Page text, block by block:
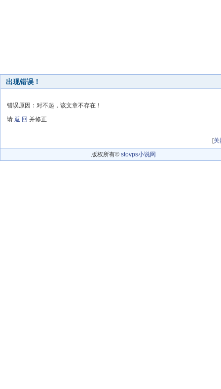
出现错误！
错误原因：对不起，该文章不存在！
请 返 回 并修正
[关
版权所有© stovps小说网